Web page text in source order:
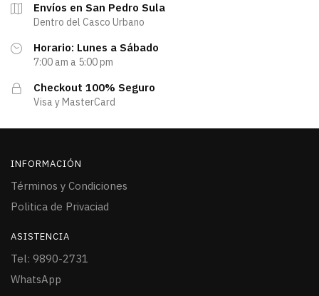
Envíos en San Pedro Sula
Dentro del Casco Urbano
Horario: Lunes a Sábado
7:00 am a 5:00 pm
Checkout 100% Seguro
Visa y MasterCard
INFORMACIÓN
Términos y Condiciones
Politica de Privaciad
ASISTENCIA
Tel: 9890-2731
WhatsApp